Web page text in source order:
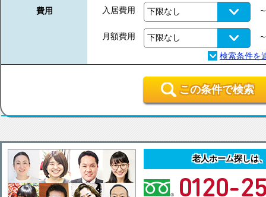
費用 入居費用
月額費用
この条件で検索
老人ホーム探しは